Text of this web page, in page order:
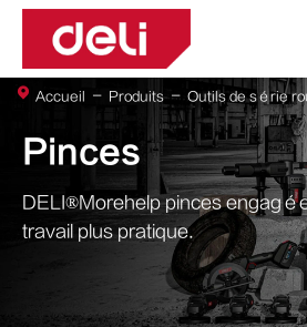
Pinces
DELI®Morehelp pinces
travail plus pratique.
Accueil Produits Outils de série